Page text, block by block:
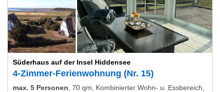
Süderhaus auf der Insel Hiddensee
4-Zimmer-Ferienwohnung (Nr. 15)
max. 5 Personen 70 qm, Kombinierter Wohn- u. Essbereich,